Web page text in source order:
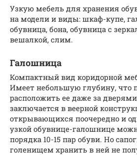
Узкую мебель для хранения
на модели и виды: шкаф-купе,
обувница, бона, обувница с
вешалкой, слим.
Галошница
Компактный вид коридорной
Имеет небольшую глубину, что
расположить ее даже за
заключается в веерной
открывающихся поочередно и
узкой обувнице-галошнице
порядка 10-15 пар обуви. Но
голенищем хранить в ней не